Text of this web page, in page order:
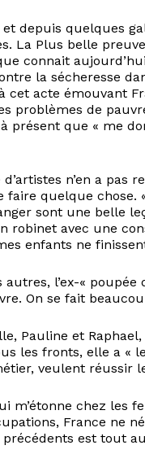
depuis quelques
La Plus belle
connait aujourd’hui
la sécheresse
acte émouvant
problèmes de
présent que « me
n’en a
faire quelque
sont une belle
robinet avec une
enfants ne
l’ex-«
On se fait
Pauline et
les fronts, elle a «
veulent réussir
m’étonne chez les
France ne
est tout